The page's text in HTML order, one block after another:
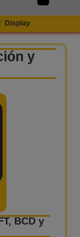
Display
y
BCD y